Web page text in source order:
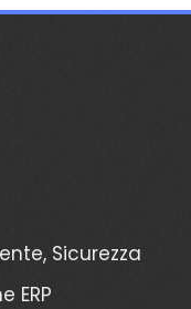
Sicurezza
ERP